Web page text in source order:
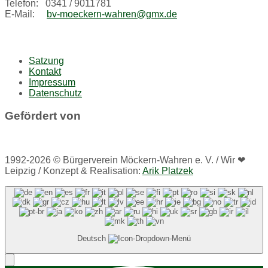
Telefon: 0341 / 9011781
E-Mail:
bv-moeckern-wahren@gmx.de
Satzung
Kontakt
Impressum
Datenschutz
Gefördert von
1992-2026 © Bürgerverein Möckern-Wahren e. V. / Wir ❤
Leipzig / Konzept & Realisation: Arik Platzek
Deutsch